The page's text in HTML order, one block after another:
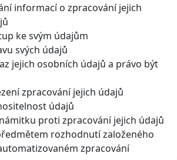
informací o zpracování jejich
ke svým údajům
svých údajů
jejich osobních údajů a právo být
zpracování jejich údajů
údajů
proti zpracování jejich údajů
rozhodnutí založeného
zpracování